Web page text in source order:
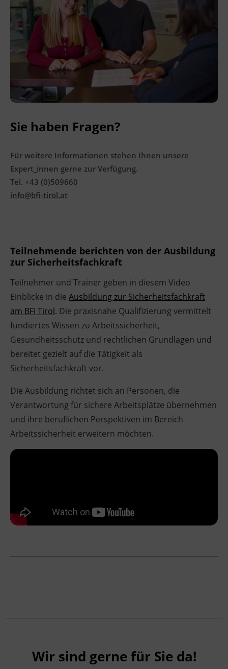
BFI Reutte
BFI Schwaz
Sie haben Fragen?
Für weitere Informationen stehen Ihnen unsere
Expert_innen gerne zur Verfügung.
Tel. +43 (0)509660
info@bfi-tirol.at
Teilnehmende berichten von der Ausbildung
zur Sicherheitsfachkraft
Teilnehmer und Trainer geben in diesem Video
Einblicke in die Ausbildung zur Sicherheitsfachkraft
am BFI Tirol. Die praxisnahe Qualifizierung vermittelt
fundiertes Wissen zu Arbeitssicherheit,
Gesundheitsschutz und rechtlichen Grundlagen und
bereitet gezielt auf die Tätigkeit als
Sicherheitsfachkraft vor.
Die Ausbildung richtet sich an Personen, die
Verantwortung für sichere Arbeitsplätze übernehmen
und ihre beruflichen Perspektiven im Bereich
Arbeitssicherheit erweitern möchten.
Wir sind gerne für Sie da!